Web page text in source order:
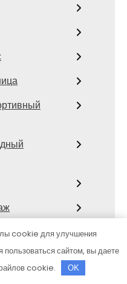
cookie для улучшения
пользоваться сайтом, вы даете
cookie.
OK